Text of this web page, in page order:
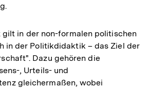
gilt in der non-formalen politischen
in der Politikdidaktik – das Ziel der
Dazu gehören die
, Urteils- und
gleichermaßen, wobei